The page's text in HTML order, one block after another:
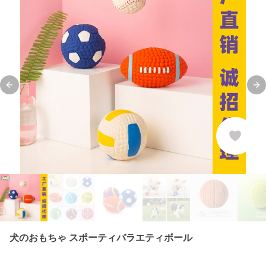
Previous slide
犬のおもちゃ スポーティバラエティボール